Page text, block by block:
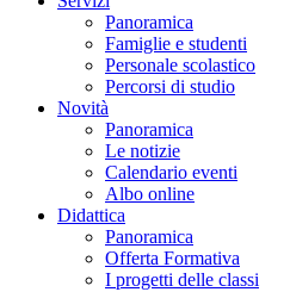
Panoramica
Famiglie e studenti
Personale scolastico
Percorsi di studio
Novità
Panoramica
Le notizie
Calendario eventi
Albo online
Didattica
Panoramica
Offerta Formativa
I progetti delle classi